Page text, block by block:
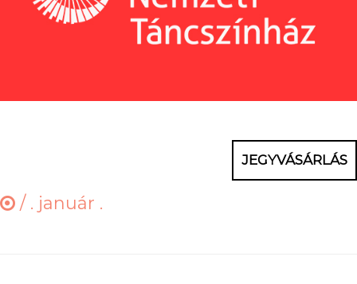
JEGYVÁSÁRLÁS
/ . január .